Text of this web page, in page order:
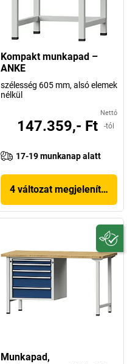
Kompakt munkapad –
ANKE
szélesség 605 mm, alsó elemek
nélkül
Nettó
147.359,- Ft -tól
17-19 munkanap alatt
4 változat megjelenítése
Munkapad,